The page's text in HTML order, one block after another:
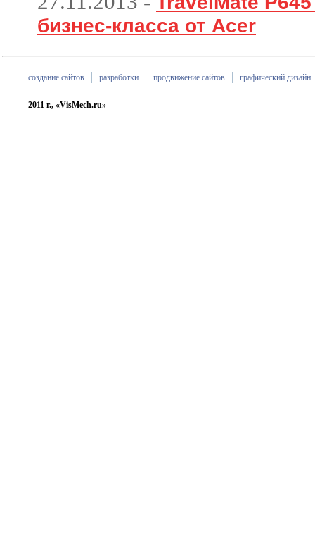
бизнес-класса от Acer
создание сайтов разработки продвижение сайтов графический дизайн
2011 г., «VisMech.ru»